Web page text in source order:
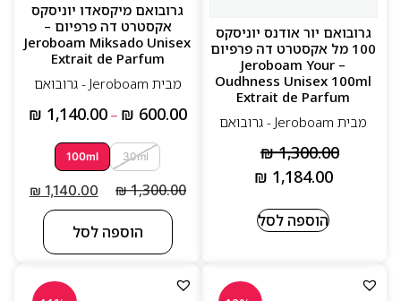
גרובואם יור אודנס יוניסקס
100 מל אקסטרט דה פרפיום
– Jeroboam Your
Oudhness Unisex 100ml
Extrait de Parfum
מבית Jeroboam - גרובואם
₪1,300.00
₪ 1,184.00
הוספה לסל
גרובואם מיקסאדו יוניסקס
אקסטרט דה פרפיום –
Jeroboam Miksado Unisex
Extrait de Parfum
מבית Jeroboam - גרובואם
₪ 600.00
–
₪ 1,140.00
30ml
100ml
₪1,300.00
₪ 1,140.00
הוספה לסל